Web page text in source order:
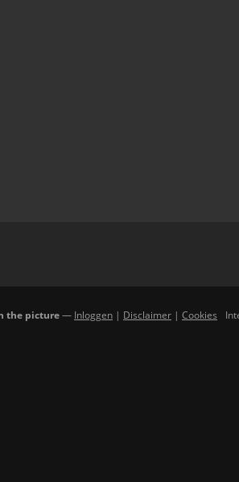
the picture— Inloggen | Disclaimer | Cookies